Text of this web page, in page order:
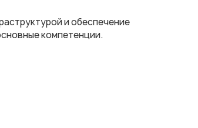
и обеспечение
компетенции.